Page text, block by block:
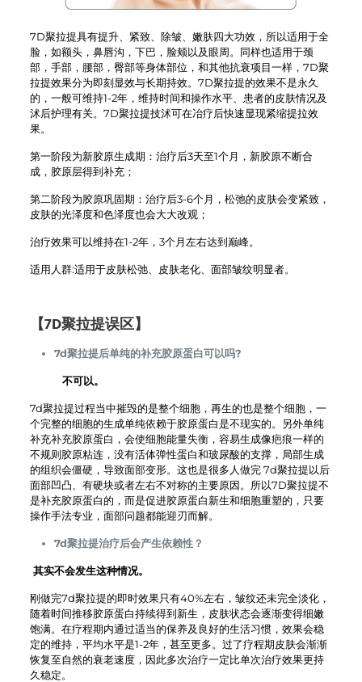
7D聚拉提具有提升、紧致、除皱、嫩肤四大功效，所以适用于全
脸，如额头，鼻唇沟，下巴，脸颊以及眼周。同样也适用于颈
部，手部，腰部，臀部等身体部位，和其他抗衰项目一样，7D聚
拉提效果分为即刻显效与长期持效。7D聚拉提的效果不是永久
的，一般可维持1-2年，维持时间和操作水平、患者的皮肤情况及
沭后护理有关。7D聚拉提技沭可在冶疗后快速显现紧缩提拉效
果。
第一阶段为新胶原生成期：治疗后3天至1个月，新胶原不断合
成，胶原层得到补充；
第二阶段为胶原巩固期：治疗后3-6个月，松弛的皮肤会变紧致，
皮肤的光泽度和色泽度也会大大改观；
治疗效果可以维持在1-2年，3个月左右达到巅峰。
适用人群:适用于皮肤松弛、皮肤老化、面部皱纹明显者。
【7D聚拉提误区】
7d聚拉提后单纯的补充胶原蛋白可以吗?
不可以。
7d聚拉提过程当中摧毁的是整个细胞，再生的也是整个细胞，一
个完整的细胞的生成单纯依赖于胶原蛋白是不现实的。另外单纯
补充补充胶原蛋白，会使细胞能量失衡，容易生成像疤痕一样的
不规则胶原粘连，没有活体弹性蛋白和玻尿酸的支撑，局部生成
的组织会僵硬，导致面部变形。这也是很多人做完 7d聚拉提以后
面部凹凸、有硬块或者左右不对称的主要原因。所以7D聚拉提不
是补充胶原蛋白的，而是促进胶原蛋白新生和细胞重塑的，只要
操作手法专业，面部问题都能迎刃而解。
7d聚拉提治疗后会产生依赖性？
其实不会发生这种情况。
刚做完7d聚拉提的即时效果只有40%左右，皱纹还未完全淡化，
随着时间推移胶原蛋白持续得到新生，皮肤状态会逐渐变得细嫩
饱满。在疗程期内通过适当的保养及良好的生活习惯，效果会稳
定的维持，平均水平是1-2年，甚至更多。过了疗程期皮肤会渐渐
恢复至自然的衰老速度，因此多次治疗一定比单次治疗效果更持
久稳定。